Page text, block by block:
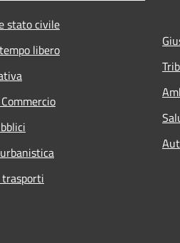
stato civile
libero